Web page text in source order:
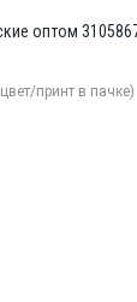
оптом
принт в пачке)